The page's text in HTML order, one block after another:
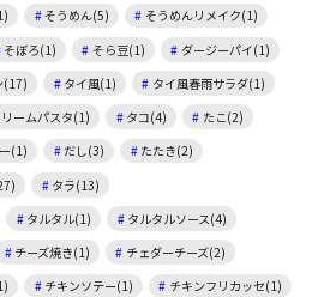
そうめん(5)
そうめんリメイク(1)
そぼろ(1) そら豆(1)
ダージーパイ(1)
(17) タイ風(1)
タイ風春雨サラダ(1)
ームパスタ(1) タコ(4)
たこ(2)
(1)
だし(3)
たたき(2)
タラ(13)
タルタル(1)
タルタルソース(4)
チーズ焼き(1)
チェダーチーズ(2)
チキンソテー(1)
チキンフリカッセ(1)